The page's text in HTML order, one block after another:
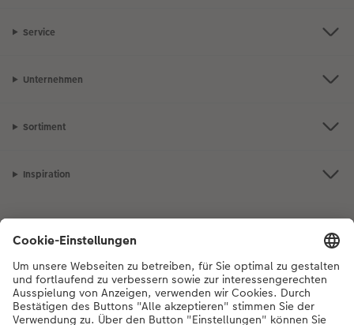
Service
Unternehmen
Sortiment
Inspiration
Bei Fragen zu Produkten oder der Bestellung können Sie uns gerne von
Montag bis Samstag von 8:00 – 20:00 Uhr und Sonntag von 10:00 –